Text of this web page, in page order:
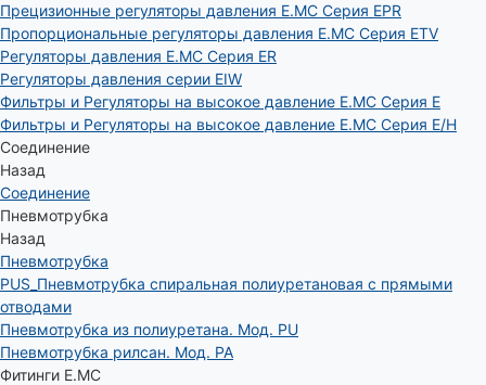
Прецизионные регуляторы давления E.MC Серия EPR
Пропорциональные регуляторы давления E.MC Серия ETV
Регуляторы давления E.MC Серия ER
Регуляторы давления серии EIW
Фильтры и Регуляторы на высокое давление E.MC Серия E
Фильтры и Регуляторы на высокое давление E.MC Серия E/H
Соединение
Назад
Соединение
Пневмотрубка
Назад
Пневмотрубка
PUS_Пневмотрубка спиральная полиуретановая с прямыми
отводами
Пневмотрубка из полиуретана. Мод. РU
Пневмотрубка рилсан. Мод. PA
Фитинги E.MC